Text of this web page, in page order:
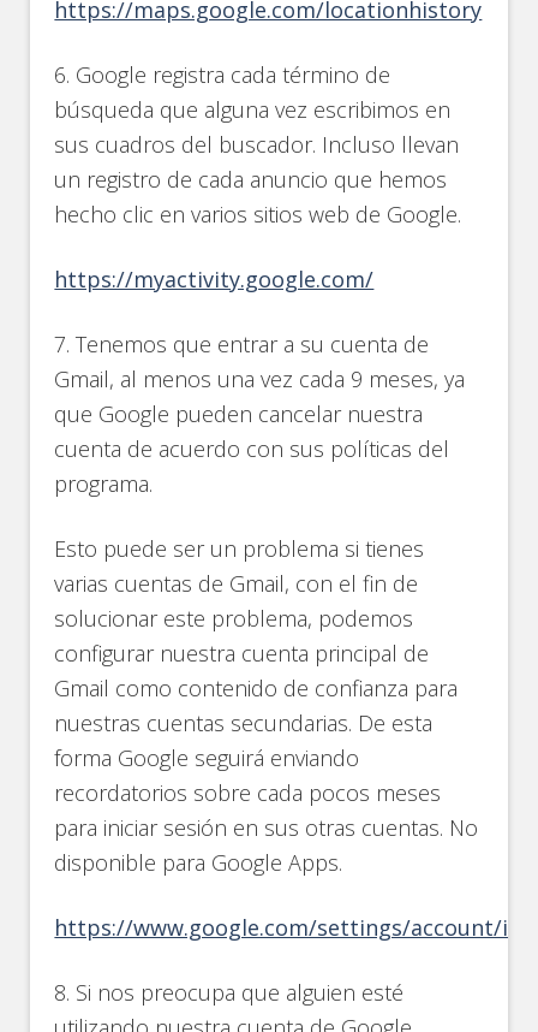
https://maps.google.com/locationhistory
6. Google registra cada término de
búsqueda que alguna vez escribimos en
sus cuadros del buscador. Incluso llevan
un registro de cada anuncio que hemos
hecho clic en varios sitios web de Google.
https://myactivity.google.com/
7. Tenemos que entrar a su cuenta de
Gmail, al menos una vez cada 9 meses, ya
que Google pueden cancelar nuestra
cuenta de acuerdo con sus políticas del
programa.
Esto puede ser un problema si tienes
varias cuentas de Gmail, con el fin de
solucionar este problema, podemos
configurar nuestra cuenta principal de
Gmail como contenido de confianza para
nuestras cuentas secundarias. De esta
forma Google seguirá enviando
recordatorios sobre cada pocos meses
para iniciar sesión en sus otras cuentas. No
disponible para Google Apps.
https://www.google.com/settings/account/
8. Si nos preocupa que alguien esté